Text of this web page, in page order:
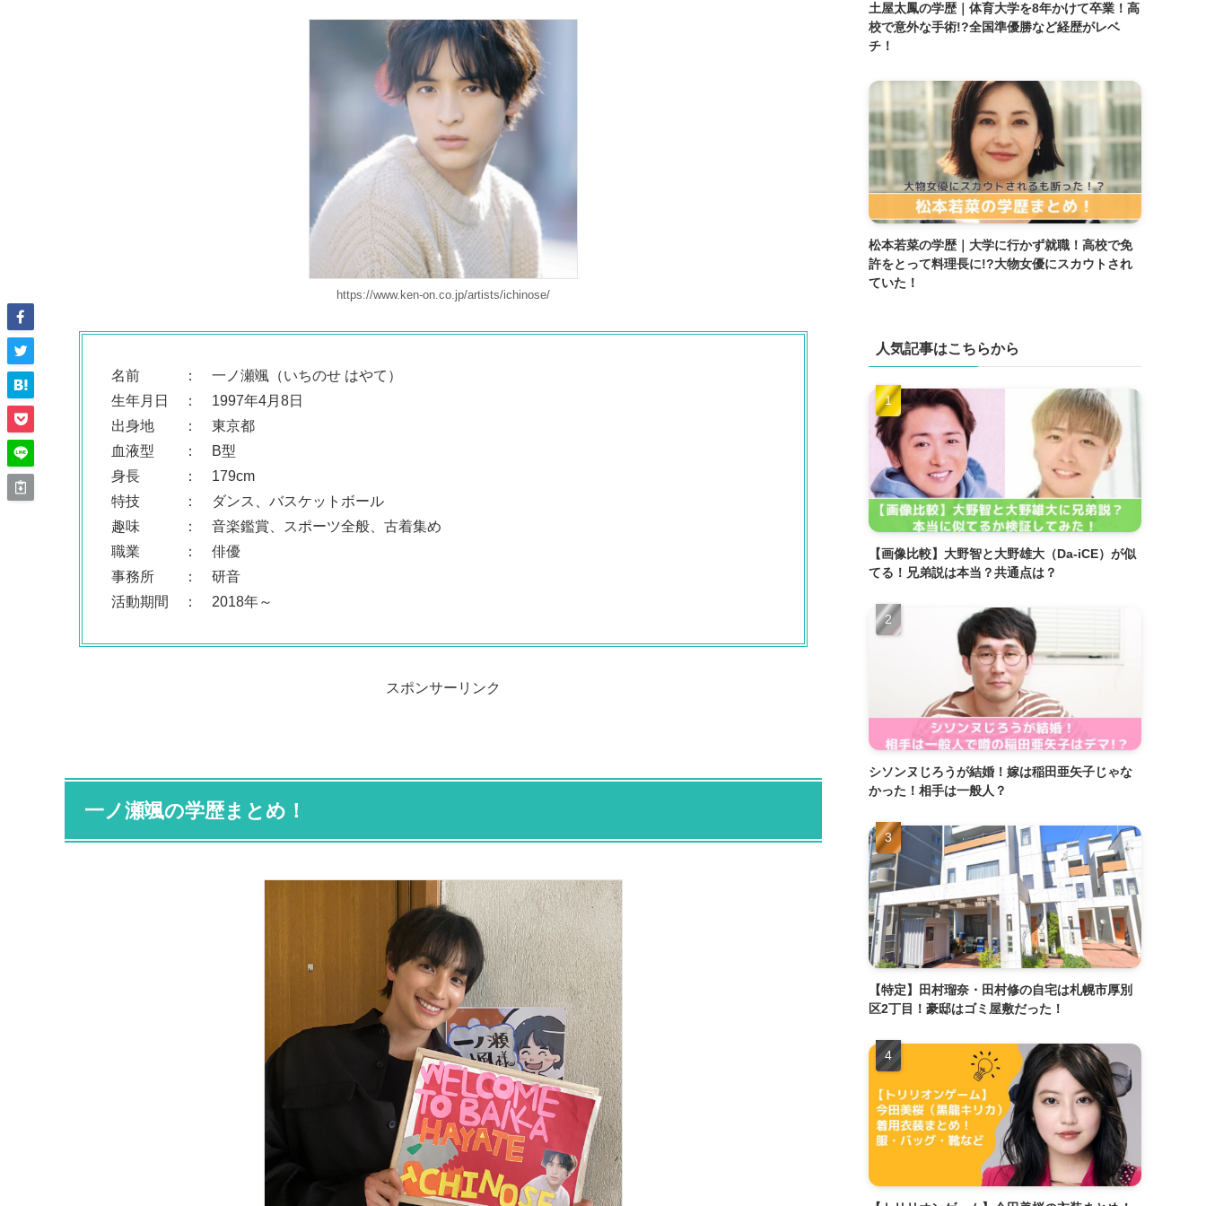
https://www.ken-on.co.jp/artists/ichinose/
名前 ： 一ノ瀬颯（いちのせ はやて）
生年月日 ： 1997年4月8日
出身地 ： 東京都
血液型 ： B型
身長 ： 179cm
特技 ： ダンス、バスケットボール
趣味 ： 音楽鑑賞、スポーツ全般、古着集め
職業 ： 俳優
事務所 ： 研音
活動期間 ： 2018年～
スポンサーリンク
一ノ瀬颯の学歴まとめ！
土屋太鳳の学歴｜体育大学を8年かけて卒業！高
校で意外な手術!?全国準優勝など経歴がレベ
チ！
松本若菜の学歴｜大学に行かず就職！高校で免
許をとって料理長に!?大物女優にスカウトされ
ていた！
人気記事はこちらから
【画像比較】大野智と大野雄大（Da-iCE）が似
てる！兄弟説は本当？共通点は？
シソンヌじろうが結婚！嫁は稲田亜矢子じゃな
かった！相手は一般人？
【特定】田村瑠奈・田村修の自宅は札幌市厚別
区2丁目！豪邸はゴミ屋敷だった！